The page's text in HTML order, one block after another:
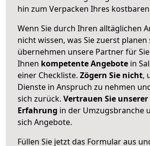
hin zum Verpacken Ihres
Wenn Sie durch Ihren alltäglichen
nicht wissen, was Sie zuerst planen
übernehmen unsere Partner für
Ihnen kompetente Angebote in
einer Checkliste. Zögern Sie nicht,
Dienste in Anspruch zu nehmen
sich zurück. Vertrauen Sie unserer
Erfahrung in der Umzugsbranche
sich Angebote.
Füllen Sie jetzt das Formular aus